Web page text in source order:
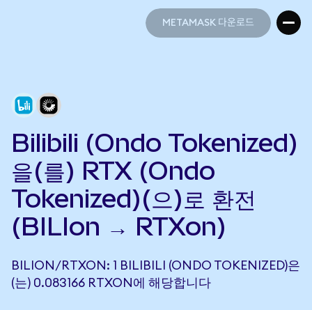
METAMASK 다운로드
Bilibili (Ondo Tokenized)
을(를) RTX (Ondo
Tokenized)(으)로 환전
(BILIon → RTXon)
BILION/RTXON: 1 BILIBILI (ONDO TOKENIZED)은
(는) 0.083166 RTXON에 해당합니다